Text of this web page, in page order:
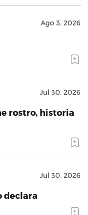
Ago 3, 2026
Jul 30, 2026
rostro, historia
Jul 30, 2026
declara